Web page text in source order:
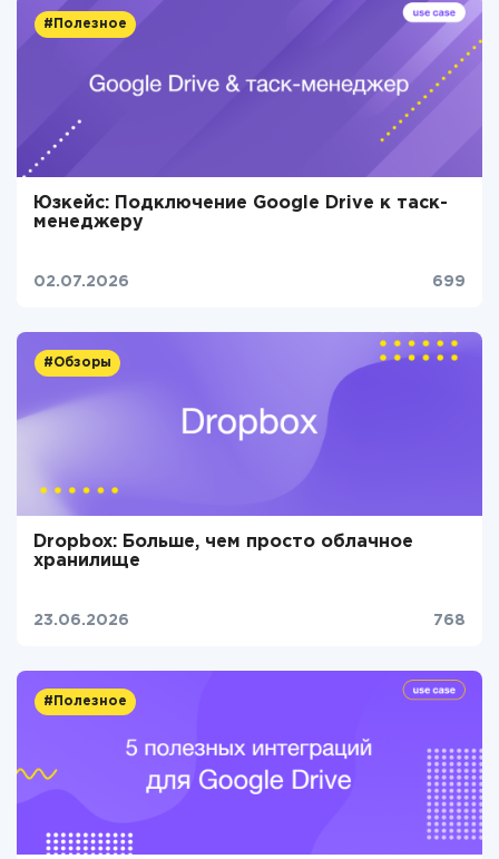
#Полезное
Юзкейс: Подключение Google Drive к таск-
менеджеру
02.07.2026 699
#Обзоры
Dropbox: Больше, чем просто облачное
хранилище
23.06.2026 768
#Полезное